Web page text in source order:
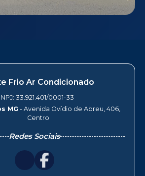
Frio Ar Condicionado
33.921.401/0001-33
MG - Avenida Ovídio de Abreu, 406,
Centro
Redes Sociais